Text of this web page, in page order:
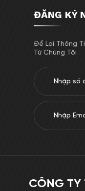
ĐĂNG KÝ
Để Lại Thông
Từ Chúng Tôi
CÔNG TY